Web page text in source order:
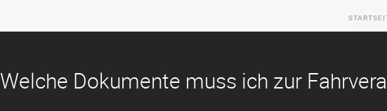
Welche Dokumente muss ich zur